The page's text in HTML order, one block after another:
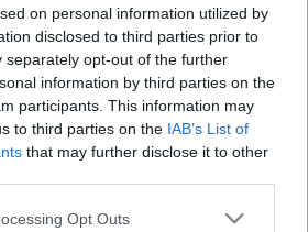
on personal information utilized by
disclosed to third parties prior to
separately opt-out of the further
information by third parties on the
participants. This information may
to third parties on the IAB’s List of
that may further disclose it to other
app uses one or more Google
Opt Outs